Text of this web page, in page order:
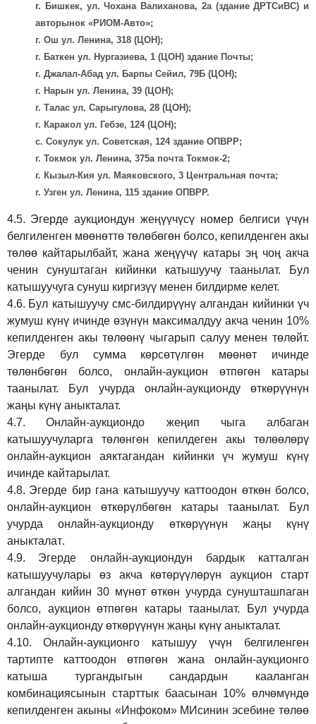
г. Бишкек, ул. Чохана Валиханова, 2а (здание ДРТСиВС) и
авторынок «РИОМ-Авто»;
г. Ош ул. Ленина, 318 (ЦОН);
г. Баткен ул. Нургазиева, 1 (ЦОН) здание Почты;
г. Джалал-Абад ул. Барпы Сейил, 79Б (ЦОН);
г. Нарын ул. Ленина, 39 (ЦОН);
г. Талас ул. Сарыгулова, 28 (ЦОН);
г. Каракол ул. Гебзе, 124 (ЦОН);
с. Сокулук ул. Советская, 124 здание ОПВРР;
г. Токмок ул. Ленина, 375а почта Токмок-2;
г. Кызыл-Кия ул. Маяковского, 3 Центральная почта;
г. Узген ул. Ленина, 115 здание ОПВРР.
4.5. Эгерде аукциондун жеңүүчүсү номер белгиси үчүн
белгиленген мөөнөттө төлөбөгөн болсо, кепилденген акы
төлөө кайтарылбайт, жана жеңүүчү катары эң чоң акча
ченин сунуштаган кийинки катышуучу таанылат. Бул
катышуучуга сунуш киргизүү менен билдирме келет.
4.6. Бул катышуучу смс-билдирүүнү алгандан кийинки үч
жумуш күнү ичинде өзүнүн максималдуу акча ченин 10%
кепилденген акы төлөөнү чыгарып салуу менен төлөйт.
Эгерде бул сумма көрсөтүлгөн мөөнөт ичинде
төлөнбөгөн болсо, онлайн-аукцион өтпөгөн катары
таанылат. Бул учурда онлайн-аукционду өткөрүүнүн
жаңы күнү аныкталат.
4.7.
Онлайн-аукциондо жеңип чыга албаган
катышуучуларга төлөнгөн кепилдеген акы төлөөлөрү
онлайн-аукцион аяктагандан кийинки үч жумуш күнү
ичинде кайтарылат.
4.8. Эгерде бир гана катышуучу каттоодон өткөн болсо,
онлайн-аукцион өткөрүлбөгөн катары таанылат.
Бул
учурда онлайн-аукционду өткөрүүнүн жаңы күнү
аныкталат.
4.9.
Эгерде онлайн-аукциондун бардык катталган
катышуучулары өз акча көтөрүүлөрүн аукцион старт
алгандан кийин 30 мүнөт өткөн учурда сунушташпаган
болсо, аукцион өтпөгөн катары таанылат. Бул учурда
онлайн-аукционду өткөрүүнүн жаңы күнү аныкталат.
4.10.
Онлайн-аукционго катышуу үчүн белгиленген
тартипте каттоодон өтпөгөн жана онлайн-аукционго
катыша тургандыгын сандардын кааланган
комбинациясынын старттык баасынан 10% өлчөмүндө
кепилденген акыны «Инфоком» МИсинин эсебине төлөө